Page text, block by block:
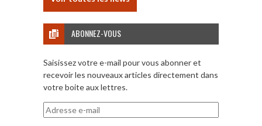
ABONNEZ-VOUS
Saisissez votre e-mail pour vous abonner et
recevoir les nouveaux articles directement dans
votre boite aux lettres.
Adresse
e-